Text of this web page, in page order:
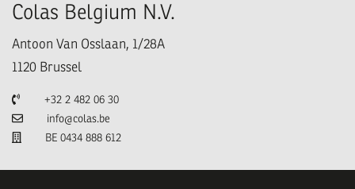
Colas Belgium N.V.
Antoon Van Osslaan, 1/28A
1120 Brussel
Telefoon+32 2 482 06 30
E-mailinfo@colas.be
BE 0434 888 612